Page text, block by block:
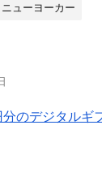
ニューヨーカー